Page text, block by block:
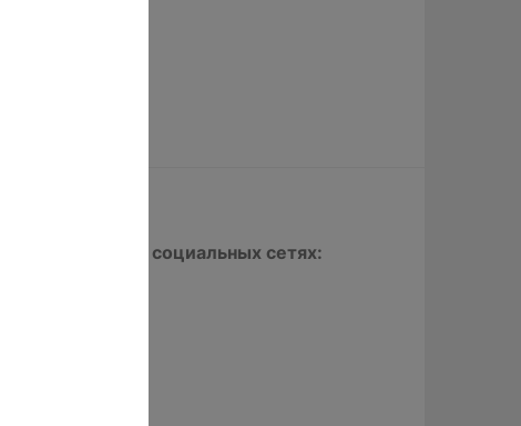
Наши страницы в социальных сетях: